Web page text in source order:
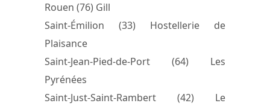
Rouen (76) Gill
Saint-Émilion (33) Hostellerie de
Plaisance
Saint-Jean-Pied-de-Port (64) Les
Pyrénées
Saint-Just-Saint-Rambert (42) Le